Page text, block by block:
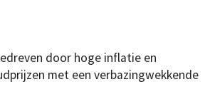
door hoge inflatie en
met een verbazingwekkende